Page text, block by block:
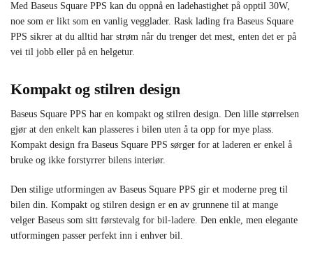
Med Baseus Square PPS kan du oppnå en ladehastighet på opptil 30W,
noe som er likt som en vanlig vegglader. Rask lading fra Baseus Square
PPS sikrer at du alltid har strøm når du trenger det mest, enten det er på
vei til jobb eller på en helgetur.
Kompakt og stilren design
Baseus Square PPS har en kompakt og stilren design. Den lille størrelsen
gjør at den enkelt kan plasseres i bilen uten å ta opp for mye plass.
Kompakt design fra Baseus Square PPS sørger for at laderen er enkel å
bruke og ikke forstyrrer bilens interiør.
Den stilige utformingen av Baseus Square PPS gir et moderne preg til
bilen din. Kompakt og stilren design er en av grunnene til at mange
velger Baseus som sitt førstevalg for bil-ladere. Den enkle, men elegante
utformingen passer perfekt inn i enhver bil.